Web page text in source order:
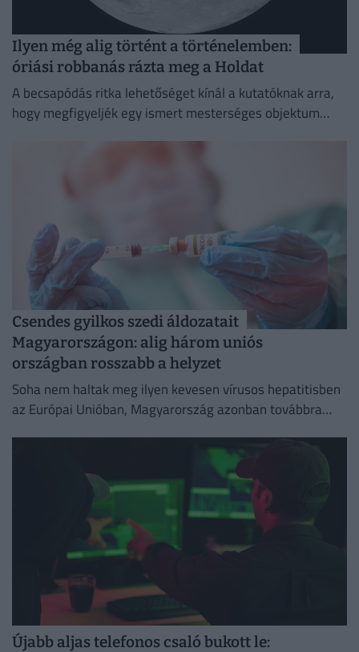
Ilyen még alig történt a történelemben:
óriási robbanás rázta meg a Holdat
A becsapódás ritka lehetőséget kínál a kutatóknak arra,
hogy megfigyeljék egy ismert mesterséges objektum
Csendes gyilkos szedi áldozatait
Magyarországon: alig három uniós
országban rosszabb a helyzet
Soha nem haltak meg ilyen kevesen vírusos hepatitisben
az Európai Unióban, Magyarország azonban továbbra
Újabb aljas telefonos csaló bukott le: